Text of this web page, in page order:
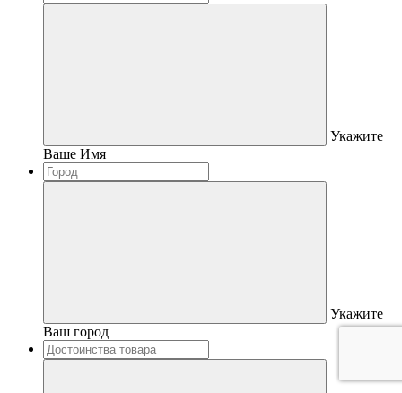
Укажите
Ваше Имя
Укажите
Ваш город